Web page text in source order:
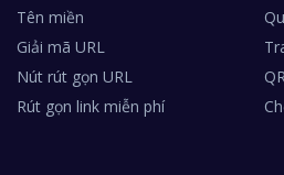
Tên miền
Giải mã URL
Nút rút gọn URL
Rút gọn link miễn phí